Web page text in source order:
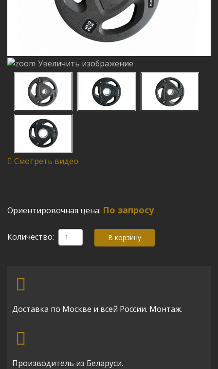
Увеличить изображение
Смотреть видео
Ориентировочная цена: По запросу
Количество:
Доставка по Москве и всей России. Монтаж.
Производитель из Беларуси.